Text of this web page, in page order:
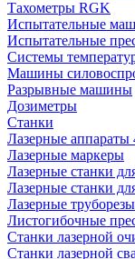
Тахометры RGK
Испытательные
Испытательные
Системы
Машины
Разрывные машины
Дозиметры
Станки
Лазерные аппараты
Лазерные маркеры
Лазерные станки
Лазерные станки
Лазерные труборезы
Листогибочные
Станки лазерной
Станки лазерной